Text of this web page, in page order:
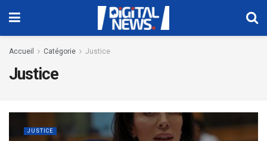
Accueil Catégorie Justice
Justice
JUSTICE